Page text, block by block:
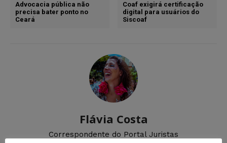
Advocacia pública não
precisa bater ponto no
Ceará
Coaf exigirá certificação
digital para usuários do
Siscoaf
Flávia Costa
Correspondente do Portal Juristas